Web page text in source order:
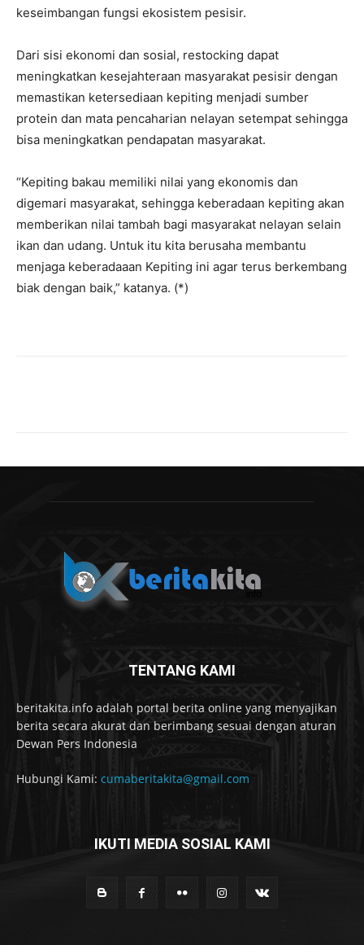
keseimbangan fungsi ekosistem pesisir.
Dari sisi ekonomi dan sosial, restocking dapat
meningkatkan kesejahteraan masyarakat pesisir dengan
memastikan ketersediaan kepiting menjadi sumber
protein dan mata pencaharian nelayan setempat sehingga
bisa meningkatkan pendapatan masyarakat.
“Kepiting bakau memiliki nilai yang ekonomis dan
digemari masyarakat, sehingga keberadaan kepiting akan
memberikan nilai tambah bagi masyarakat nelayan selain
ikan dan udang. Untuk itu kita berusaha membantu
menjaga keberadaaan Kepiting ini agar terus berkembang
biak dengan baik,” katanya. (*)
TENTANG KAMI
beritakita.info adalah portal berita online yang menyajikan
berita secara akurat dan berimbang sesuai dengan aturan
Dewan Pers Indonesia
Hubungi Kami: cumaberitakita@gmail.com
IKUTI MEDIA SOSIAL KAMI